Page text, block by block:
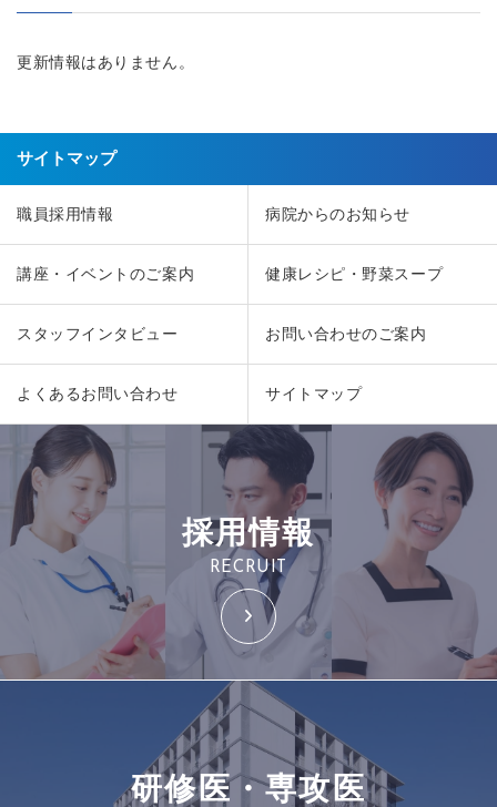
更新情報はありません。
サイトマップ
職員採用情報 病院からのお知らせ
講座・イベントのご案内 健康レシピ・野菜スープ
スタッフインタビュー お問い合わせのご案内
よくあるお問い合わせ サイトマップ
採用情報
RECRUIT
研修医・専攻医